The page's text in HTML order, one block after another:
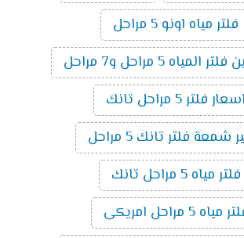
فلتر مياه اونو 5 مراحل
5 مراحل و7 مراحل
اسعار فلتر 5 مراحل تانك
شمعة فلتر تانك 5 مراحل
فلتر مياه 5 مراحل تانك
مياه 5 مراحل امريكى